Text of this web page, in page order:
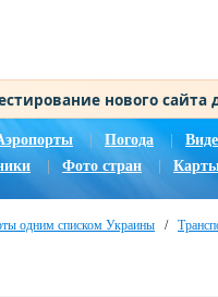
нового
Погода |
Фото стран
одним списком Украины /